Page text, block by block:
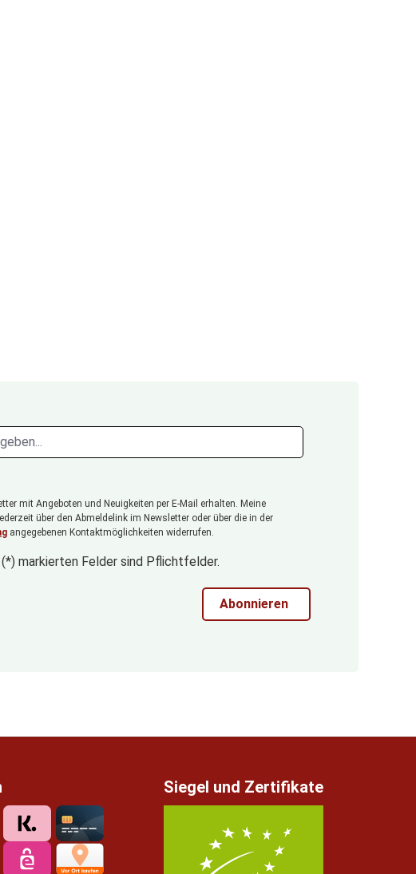
mit Angeboten und Neuigkeiten per E-Mail erhalten. Meine
über den Abmeldelink im Newsletter oder über die in der
angegebenen Kontaktmöglichkeiten widerrufen.
markierten Felder sind Pflichtfelder.
Abonnieren
Siegel und Zertifikate